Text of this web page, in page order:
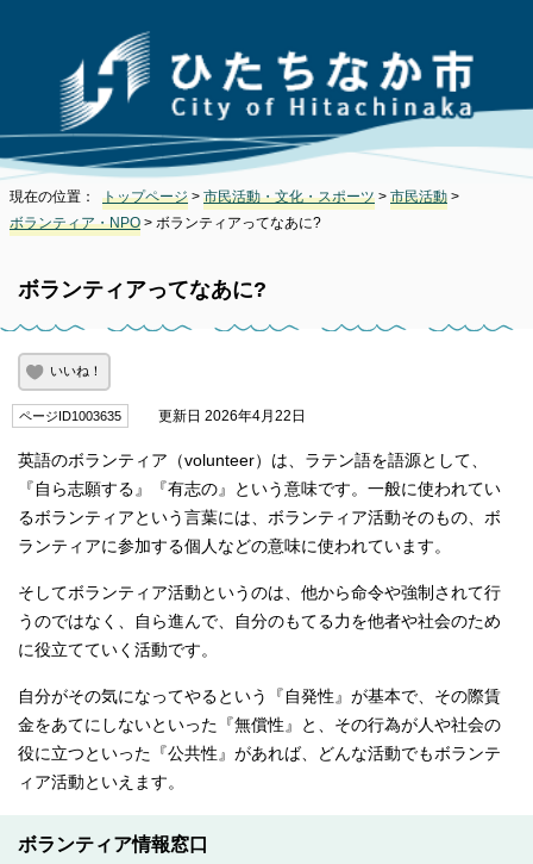
現在の位置： トップページ > 市民活動・文化・スポーツ > 市民活動 >
ボランティア・NPO > ボランティアってなあに?
ボランティアってなあに?
いいね！
ページID1003635 更新日 2026年4月22日
英語のボランティア（volunteer）は、ラテン語を語源として、
『自ら志願する』『有志の』という意味です。一般に使われてい
るボランティアという言葉には、ボランティア活動そのもの、ボ
ランティアに参加する個人などの意味に使われています。
そしてボランティア活動というのは、他から命令や強制されて行
うのではなく、自ら進んで、自分のもてる力を他者や社会のため
に役立てていく活動です。
自分がその気になってやるという『自発性』が基本で、その際賃
金をあてにしないといった『無償性』と、その行為が人や社会の
役に立つといった『公共性』があれば、どんな活動でもボランテ
ィア活動といえます。
ボランティア情報窓口